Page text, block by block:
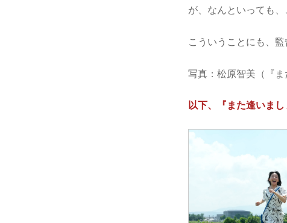
が、なんといっても、
こういうことにも、
写真：松原智美（『ま
以下、『また逢いま